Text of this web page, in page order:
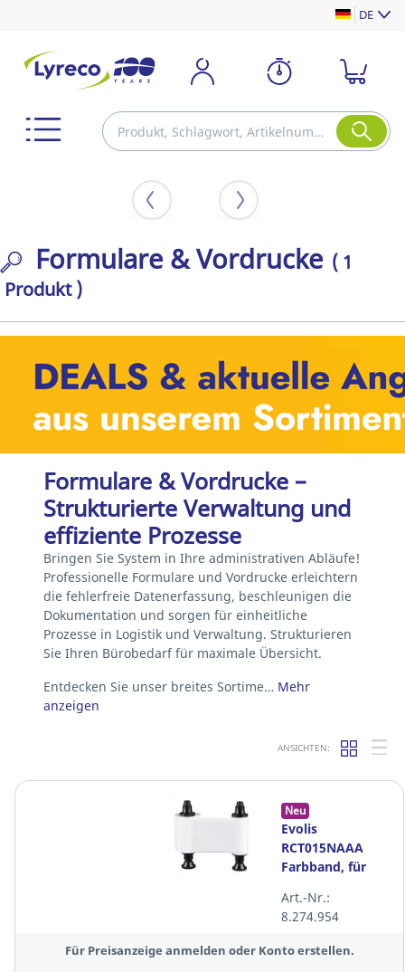
DE
Formulare & Vordrucke ( 1
Produkt )
Formulare & Vordrucke –
Strukturierte Verwaltung und
effiziente Prozesse
Bringen Sie System in Ihre administrativen Abläufe!
Professionelle Formulare und Vordrucke erleichtern
die fehlerfreie Datenerfassung, beschleunigen die
Dokumentation und sorgen für einheitliche
Prozesse in Logistik und Verwaltung. Strukturieren
Sie Ihren Bürobedarf für maximale Übersicht.
Entdecken Sie unser breites Sortime… Mehr
anzeigen
ANSICHTEN:
Neu
Evolis
RCT015NAAA
Farbband, für
weiß
Art.-Nr.:
8.274.954
Für Preisanzeige anmelden oder Konto erstellen.